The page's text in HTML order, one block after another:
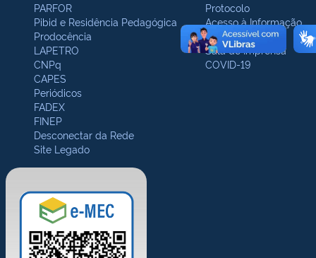
PARFOR
Pibid e Residência Pedagógica
Prodocência
LAPETRO
CNPq
CAPES
Periódicos
FADEX
FINEP
Desconectar da Rede
Site Legado
Protocolo
Acesso à Informação
Ouvidoria
Sala de Imprensa
COVID-19